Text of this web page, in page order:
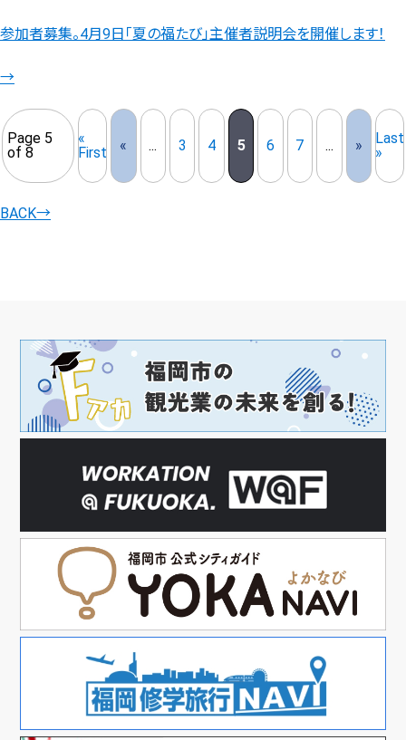
参加者募集。4月9日「夏の福たび」主催者説明会を開催します！
→
Page 5
of 8
«
First
« ... 3 4 5 6 7 ... »
Last
»
BACK→